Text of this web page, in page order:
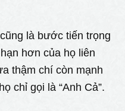
là bước tiến trọng
hơn của họ liên
thậm chí còn mạnh
chỉ gọi là “Anh Cả”.